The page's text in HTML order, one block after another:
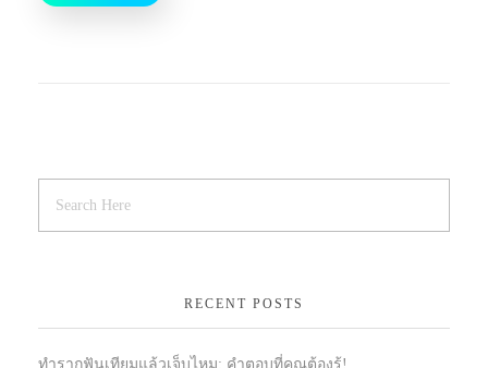
RECENT POSTS
ทำรากฟันเทียมแล้วเจ็บไหม: คำตอบที่คุณต้องรู้!